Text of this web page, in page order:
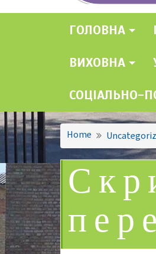
ГОЛОВНА
ВИХОВНА
СОЦІАЛЬНО-
Home